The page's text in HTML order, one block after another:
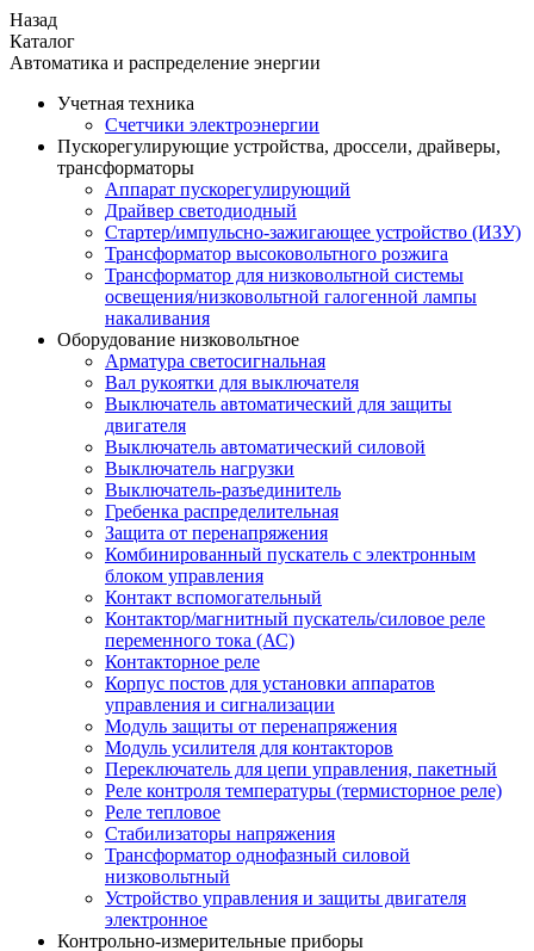
Назад
Каталог
Автоматика и распределение энергии
Учетная техника
Счетчики электроэнергии
Пускорегулирующие устройства, дроссели, драйверы,
трансформаторы
Аппарат пускорегулирующий
Драйвер светодиодный
Стартер/импульсно-зажигающее устройство (ИЗУ)
Трансформатор высоковольтного розжига
Трансформатор для низковольтной системы
освещения/низковольтной галогенной лампы
накаливания
Оборудование низковольтное
Арматура светосигнальная
Вал рукоятки для выключателя
Выключатель автоматический для защиты
двигателя
Выключатель автоматический силовой
Выключатель нагрузки
Выключатель-разъединитель
Гребенка распределительная
Защита от перенапряжения
Комбинированный пускатель с электронным
блоком управления
Контакт вспомогательный
Контактор/магнитный пускатель/силовое реле
переменного тока (АС)
Контакторное реле
Корпус постов для установки аппаратов
управления и сигнализации
Модуль защиты от перенапряжения
Модуль усилителя для контакторов
Переключатель для цепи управления, пакетный
Реле контроля температуры (термисторное реле)
Реле тепловое
Стабилизаторы напряжения
Трансформатор однофазный силовой
низковольтный
Устройство управления и защиты двигателя
электронное
Контрольно-измерительные приборы